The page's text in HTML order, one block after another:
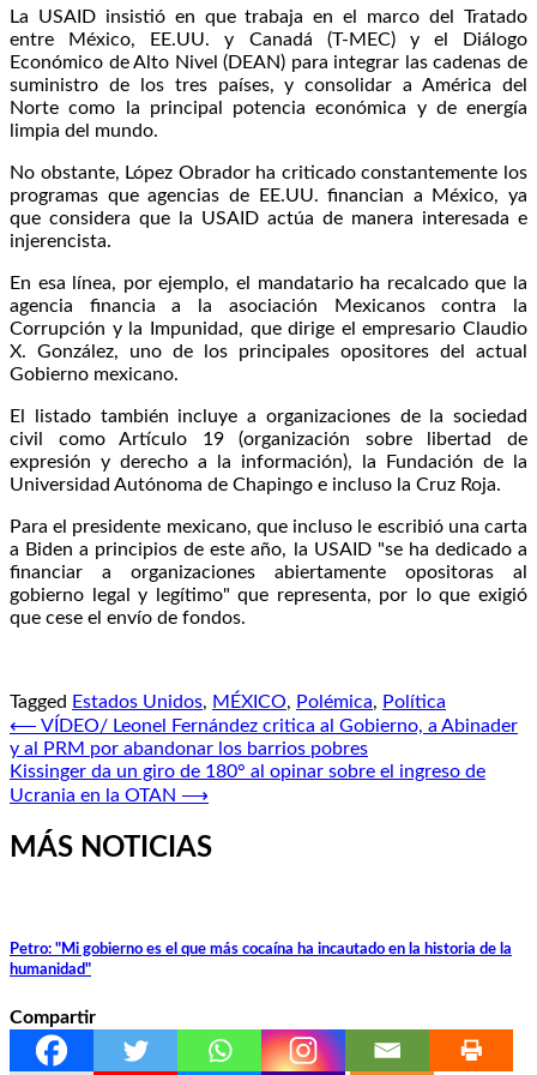
La USAID insistió en que trabaja en el marco del Tratado
entre México, EE.UU. y Canadá (T-MEC) y el Diálogo
Económico de Alto Nivel (DEAN) para integrar las cadenas de
suministro de los tres países, y consolidar a América del
Norte como la principal potencia económica y de energía
limpia del mundo.
No obstante, López Obrador ha criticado constantemente los
programas que agencias de EE.UU. financian a México, ya
que considera que la USAID actúa de manera interesada e
injerencista.
En esa línea, por ejemplo, el mandatario ha recalcado que la
agencia financia a la asociación Mexicanos contra la
Corrupción y la Impunidad, que dirige el empresario Claudio
X. González, uno de los principales opositores del actual
Gobierno mexicano.
El listado también incluye a organizaciones de la sociedad
civil como Artículo 19 (organización sobre libertad de
expresión y derecho a la información), la Fundación de la
Universidad Autónoma de Chapingo e incluso la Cruz Roja.
Para el presidente mexicano, que incluso le escribió una carta
a Biden a principios de este año, la USAID "se ha dedicado a
financiar a organizaciones abiertamente opositoras al
gobierno legal y legítimo" que representa, por lo que exigió
que cese el envío de fondos.
Tagged Estados Unidos, MÉXICO, Polémica, Política
Navegación
de
entradas
⟵ VÍDEO/ Leonel Fernández critica al Gobierno, a Abinader
y al PRM por abandonar los barrios pobres
Kissinger da un giro de 180° al opinar sobre el ingreso de
Ucrania en la OTAN ⟶
MÁS NOTICIAS
Petro: "Mi gobierno es el que más cocaína ha incautado en la historia de la
humanidad"
Compartir